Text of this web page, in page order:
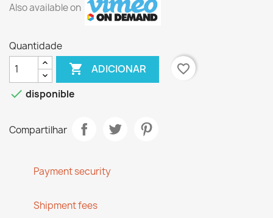
Also available on
Quantidade
 ADICIONAR
favorite_border
 disponible
Compartilhar
Payment security
Shipment fees